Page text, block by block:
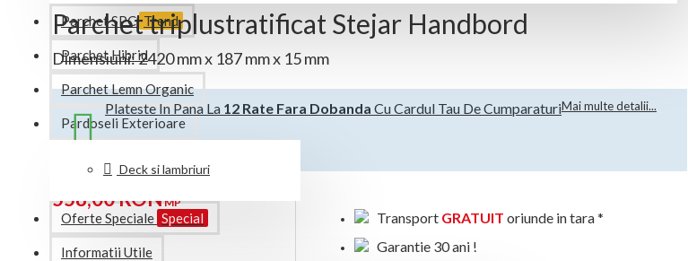
Chenare
Cornise
Riflaje
Plinte
Rozete
Scafe
Toate produsele
Parchet SPC Trend
Parchet Hibrid
Parchet Lemn Organic
Pardoseli Exterioare
Deck si lambriuri
Oferte Speciale Special
Informatii Utile
Parchet triplustratificat Stejar Handbord
Dimensiuni: 2420 mm x 187 mm x 15 mm
Plateste In Pana La 12 Rate Fara Dobanda Cu Cardul Tau De CumparaturiMai multe detalii...
558,00 RONMP
Transport GRATUIT oriunde in tara *
Garantie 30 ani !